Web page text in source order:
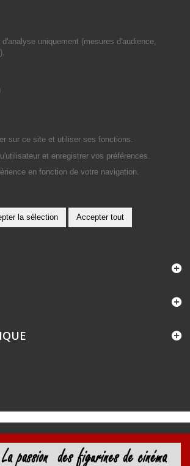
uniquement (mesures d'audience,
sur ce site et utiliser ses fonctions.
et enregistrer vos préférences.
en fonction de votre navigation.
la sélection Accepter tout